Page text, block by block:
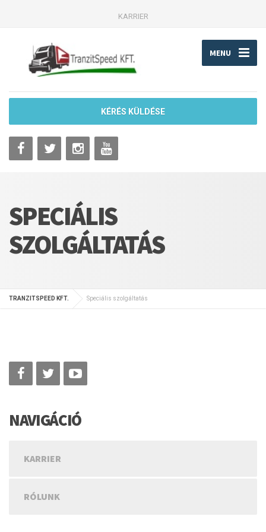
KARRIER
MENU
KÉRÉS KÜLDÉSE
SPECIÁLIS
SZOLGÁLTATÁS
TRANZITSPEED KFT. Speciális szolgáltatás
NAVIGÁCIÓ
KARRIER
RÓLUNK